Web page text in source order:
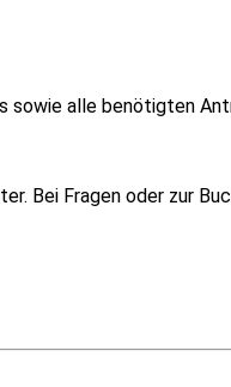
alle benötigten
Bei Fragen oder zur